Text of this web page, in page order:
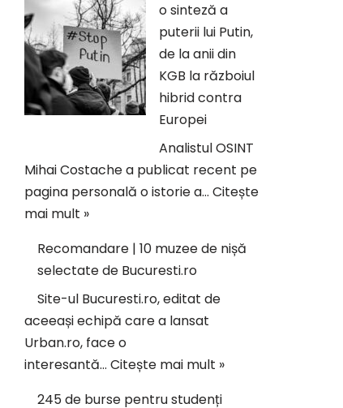
o sinteză a
puterii lui Putin,
de la anii din
KGB la războiul
hibrid contra
Europei
Analistul OSINT
Mihai Costache a publicat recent pe
pagina personală o istorie a… Citește
mai mult »
Recomandare | 10 muzee de nișă
selectate de Bucuresti.ro
Site-ul Bucuresti.ro, editat de
aceeași echipă care a lansat
Urban.ro, face o
interesantă… Citește mai mult »
245 de burse pentru studenți